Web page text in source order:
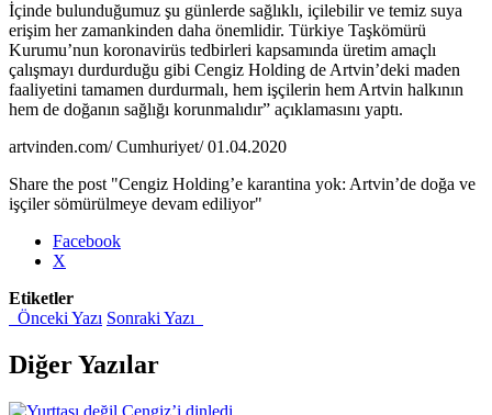
İçinde bulunduğumuz şu günlerde sağlıklı, içilebilir ve temiz suya
erişim her zamankinden daha önemlidir. Türkiye Taşkömürü
Kurumu’nun koronavirüs tedbirleri kapsamında üretim amaçlı
çalışmayı durdurduğu gibi Cengiz Holding de Artvin’deki maden
faaliyetini tamamen durdurmalı, hem işçilerin hem Artvin halkının
hem de doğanın sağlığı korunmalıdır” açıklamasını yaptı.
artvinden.com/ Cumhuriyet/ 01.04.2020
Share the post "Cengiz Holding’e karantina yok: Artvin’de doğa ve
işçiler sömürülmeye devam ediliyor"
Facebook
X
Etiketler
Önceki Yazı Sonraki Yazı
Diğer Yazılar